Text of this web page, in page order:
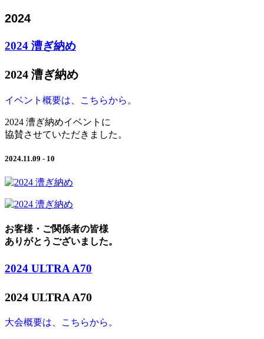
2024
2024 漕ぎ納め
2024 漕ぎ納め
イベント概要は、こちらから。
2024 漕ぎ納めイベントに
協賛させていただきました。
2024.11.09 - 10
お客様・ご関係者の皆様
ありがとうございました。
2024 ULTRA A70
2024 ULTRA A70
大会概要は、こちらから。